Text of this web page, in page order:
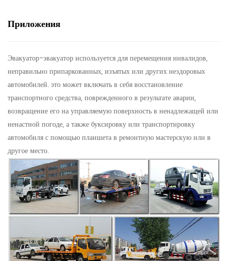
Приложения
Эвакуатор-эвакуатор используется для перемещения инвалидов,
неправильно припаркованных, изъятых или других нездоровых
автомобилей. это может включать в себя восстановление
транспортного средства, поврежденного в результате аварии,
возвращение его на управляемую поверхность в ненадлежащей или
ненастной погоде, а также буксировку или транспортировку
автомобиля с помощью планшета в ремонтную мастерскую или в
другое место.